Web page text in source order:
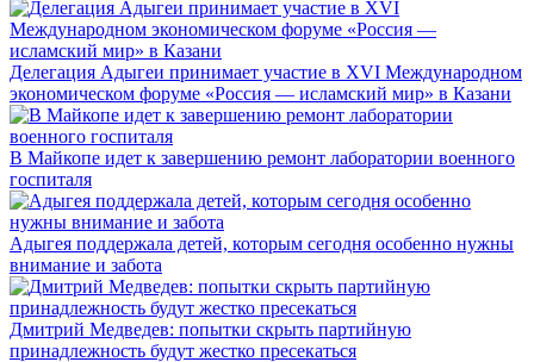
Делегация Адыгеи принимает участие в XVI Международном
экономическом форуме «Россия — исламский мир» в Казани
В Майкопе идет к завершению ремонт лаборатории военного
госпиталя
Адыгея поддержала детей, которым сегодня особенно нужны
внимание и забота
Дмитрий Медведев: попытки скрыть партийную
принадлежность будут жестко пресекаться